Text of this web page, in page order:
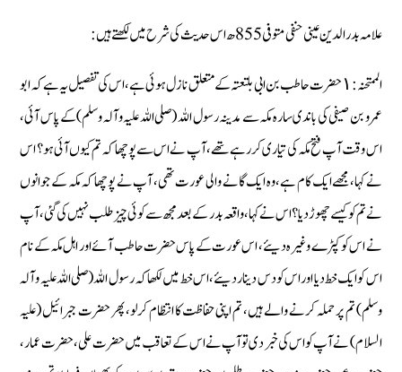
علامہ بدر الدین عینی حنفی متوفی 855 ھ اس حدیث کی شرح میں لکھتے ہیں :
الممتحنہ : ١ حضرت حاطب بن ابی بلتعتہ کے متعلق نازل ہوئی ہے، اس کی تفصیل یہ ہے کہ ابو
عمرو بن صیفی کی باندی سارہ مکہ سے مدینہ رسول اللہ (صلی اللہ علیہ وآلہ وسلم) کے پاس آئی،
اس وقت آپ فتح مکہ کی تیاری کر رہے تھے، آپ نے اس سے پوچھا کہ تم کیوں آئی ہو؟ اس
نے کہا، مجھے ایک کام ہے، وہ ایک گانے والی عورت تھی، آپ نے پوچھا کہ مکہ کے جوانوں
نے تم کو کیسے چھوڑ دیا ؟ اس نے کہا، واقعہ بدر کے بعد مجھ سے کوئی چیز طلب نہیں کی گئی، آپ
نے اس کو کپڑے وغیرہ دیئے، اس عورت کے پاس حضرت حاطب آئے اور اہل مکہ کے نام
اس کو ایک خط دیا اور اس کو دس دینار دیئے، اس خط میں لکھا کہ رسول اللہ (صلی اللہ علیہ وآلہ
وسلم) تم پر حملہ کرنے والے ہیں، تم اپنی حفاظت کا انتظام کرلو، پھر حضرت جبرائیل (علیہ
السلام) نے آپ کو اس کی خبر دی تو آپ نے اس کے تعاقب میں حضرت علی، حضرت عمار،